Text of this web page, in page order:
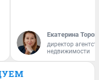
Екатерина
директор
недвижимости